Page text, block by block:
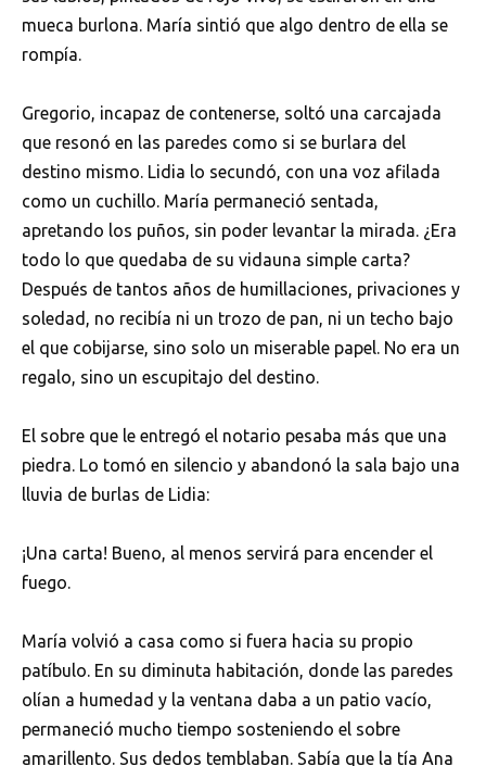
mueca burlona. María sintió que algo dentro de ella se
rompía.
Gregorio, incapaz de contenerse, soltó una carcajada
que resonó en las paredes como si se burlara del
destino mismo. Lidia lo secundó, con una voz afilada
como un cuchillo. María permaneció sentada,
apretando los puños, sin poder levantar la mirada. ¿Era
todo lo que quedaba de su vidauna simple carta?
Después de tantos años de humillaciones, privaciones y
soledad, no recibía ni un trozo de pan, ni un techo bajo
el que cobijarse, sino solo un miserable papel. No era un
regalo, sino un escupitajo del destino.
El sobre que le entregó el notario pesaba más que una
piedra. Lo tomó en silencio y abandonó la sala bajo una
lluvia de burlas de Lidia:
¡Una carta! Bueno, al menos servirá para encender el
fuego.
María volvió a casa como si fuera hacia su propio
patíbulo. En su diminuta habitación, donde las paredes
olían a humedad y la ventana daba a un patio vacío,
permaneció mucho tiempo sosteniendo el sobre
amarillento. Sus dedos temblaban. Sabía que la tía Ana